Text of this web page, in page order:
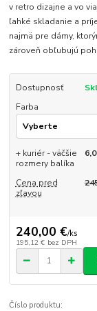
v retro dizajne a vo
ľahké skladanie a
najmä pre dámy,
zároveň obľubujú
Dostupnosť
Farba
+ kuriér - väčšie
rozmery balíka
Cena pred
zľavou
240,00 €/ks
195,12 € bez DPH
Číslo produktu: